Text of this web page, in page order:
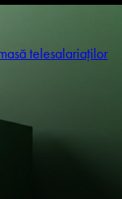
telesalariaților